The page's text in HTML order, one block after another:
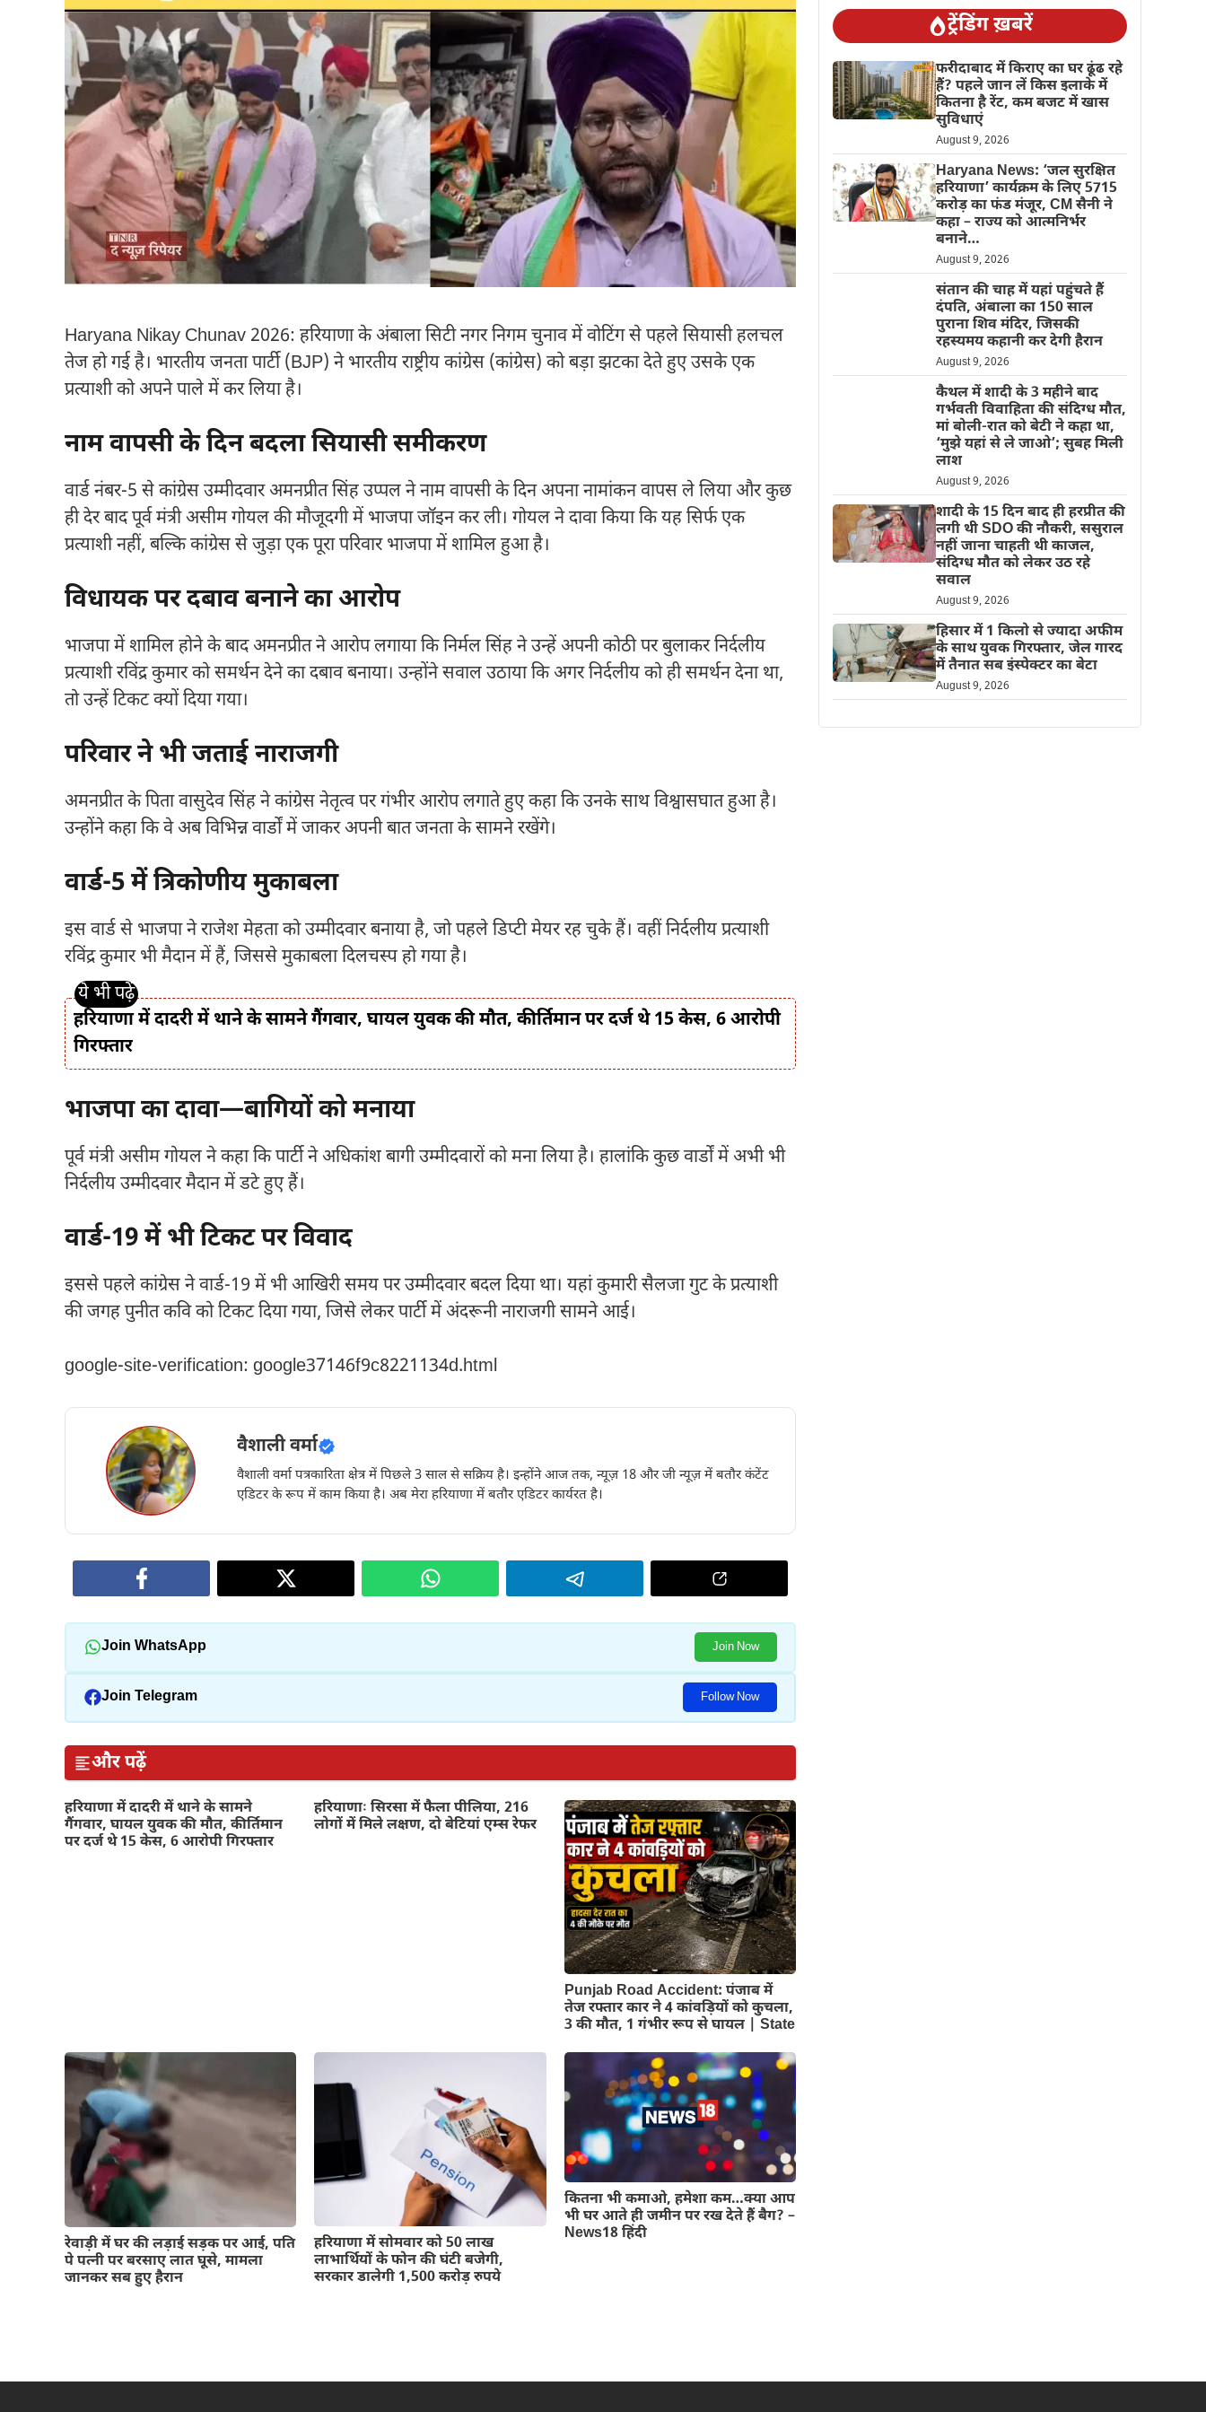
Haryana Nikay Chunav 2026: हरियाणा के अंबाला सिटी नगर निगम चुनाव में वोटिंग से पहले सियासी हलचल
तेज हो गई है। भारतीय जनता पार्टी (BJP) ने भारतीय राष्ट्रीय कांग्रेस (कांग्रेस) को बड़ा झटका देते हुए उसके एक
प्रत्याशी को अपने पाले में कर लिया है।
नाम वापसी के दिन बदला सियासी समीकरण
वार्ड नंबर-5 से कांग्रेस उम्मीदवार अमनप्रीत सिंह उप्पल ने नाम वापसी के दिन अपना नामांकन वापस ले लिया और कुछ
ही देर बाद पूर्व मंत्री असीम गोयल की मौजूदगी में भाजपा जॉइन कर ली। गोयल ने दावा किया कि यह सिर्फ एक
प्रत्याशी नहीं, बल्कि कांग्रेस से जुड़ा एक पूरा परिवार भाजपा में शामिल हुआ है।
विधायक पर दबाव बनाने का आरोप
भाजपा में शामिल होने के बाद अमनप्रीत ने आरोप लगाया कि निर्मल सिंह ने उन्हें अपनी कोठी पर बुलाकर निर्दलीय
प्रत्याशी रविंद्र कुमार को समर्थन देने का दबाव बनाया। उन्होंने सवाल उठाया कि अगर निर्दलीय को ही समर्थन देना था,
तो उन्हें टिकट क्यों दिया गया।
परिवार ने भी जताई नाराजगी
अमनप्रीत के पिता वासुदेव सिंह ने कांग्रेस नेतृत्व पर गंभीर आरोप लगाते हुए कहा कि उनके साथ विश्वासघात हुआ है।
उन्होंने कहा कि वे अब विभिन्न वार्डों में जाकर अपनी बात जनता के सामने रखेंगे।
वार्ड-5 में त्रिकोणीय मुकाबला
इस वार्ड से भाजपा ने राजेश मेहता को उम्मीदवार बनाया है, जो पहले डिप्टी मेयर रह चुके हैं। वहीं निर्दलीय प्रत्याशी
रविंद्र कुमार भी मैदान में हैं, जिससे मुकाबला दिलचस्प हो गया है।
हरियाणा में दादरी में थाने के सामने गैंगवार, घायल युवक की मौत, कीर्तिमान पर दर्ज थे 15 केस, 6 आरोपी
गिरफ्तार
भाजपा का दावा—बागियों को मनाया
पूर्व मंत्री असीम गोयल ने कहा कि पार्टी ने अधिकांश बागी उम्मीदवारों को मना लिया है। हालांकि कुछ वार्डों में अभी भी
निर्दलीय उम्मीदवार मैदान में डटे हुए हैं।
वार्ड-19 में भी टिकट पर विवाद
इससे पहले कांग्रेस ने वार्ड-19 में भी आखिरी समय पर उम्मीदवार बदल दिया था। यहां कुमारी सैलजा गुट के प्रत्याशी
की जगह पुनीत कवि को टिकट दिया गया, जिसे लेकर पार्टी में अंदरूनी नाराजगी सामने आई।
google-site-verification: google37146f9c8221134d.html
वैशाली वर्मा
वैशाली वर्मा पत्रकारिता क्षेत्र में पिछले 3 साल से सक्रिय है। इन्होंने आज तक, न्यूज़ 18 और जी न्यूज़ में बतौर कंटेंट
एडिटर के रूप में काम किया है। अब मेरा हरियाणा में बतौर एडिटर कार्यरत है।
Join WhatsApp Join Now
Join Telegram Follow Now
और पढ़ें
हरियाणा में दादरी में थाने के सामने
गैंगवार, घायल युवक की मौत, कीर्तिमान
पर दर्ज थे 15 केस, 6 आरोपी गिरफ्तार
हरियाणाः सिरसा में फैला पीलिया, 216
लोगों में मिले लक्षण, दो बेटियां एम्स रेफर
Punjab Road Accident: पंजाब में
तेज रफ्तार कार ने 4 कांवड़ियों को कुचला,
3 की मौत, 1 गंभीर रूप से घायल | State
रेवाड़ी में घर की लड़ाई सड़क पर आई, पति
पे पत्नी पर बरसाए लात घूसे, मामला
जानकर सब हुए हैरान
हरियाणा में सोमवार को 50 लाख
लाभार्थियों के फोन की घंटी बजेगी,
सरकार डालेगी 1,500 करोड़ रुपये
कितना भी कमाओ, हमेशा कम…क्या आप
भी घर आते ही जमीन पर रख देते हैं बैग? –
News18 हिंदी
ट्रेंडिंग ख़बरें
फरीदाबाद में किराए का घर ढूंढ रहे
हैं? पहले जान लें किस इलाके में
कितना है रेंट, कम बजट में खास
सुविधाएं
August 9, 2026
Haryana News: ‘जल सुरक्षित
हरियाणा’ कार्यक्रम के लिए 5715
करोड़ का फंड मंजूर, CM सैनी ने
कहा – राज्य को आत्मनिर्भर
बनाने…
August 9, 2026
संतान की चाह में यहां पहुंचते हैं
दंपति, अंबाला का 150 साल
पुराना शिव मंदिर, जिसकी
रहस्यमय कहानी कर देगी हैरान
August 9, 2026
कैथल में शादी के 3 महीने बाद
गर्भवती विवाहिता की संदिग्ध मौत,
मां बोली-रात को बेटी ने कहा था,
‘मुझे यहां से ले जाओ’; सुबह मिली
लाश
August 9, 2026
शादी के 15 दिन बाद ही हरप्रीत की
लगी थी SDO की नौकरी, ससुराल
नहीं जाना चाहती थी काजल,
संदिग्ध मौत को लेकर उठ रहे
सवाल
August 9, 2026
हिसार में 1 किलो से ज्यादा अफीम
के साथ युवक गिरफ्तार, जेल गारद
में तैनात सब इंस्पेक्टर का बेटा
August 9, 2026